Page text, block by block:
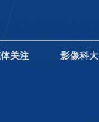
关注 影像科大